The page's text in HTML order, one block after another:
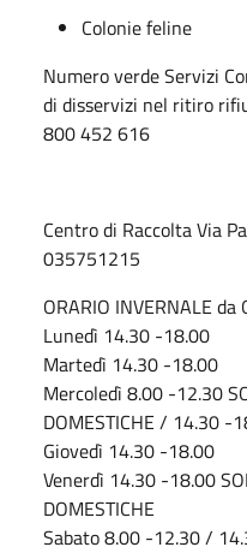
Colonie feline
Numero verde Servizi
di disservizi nel ritiro
800 452 616
Centro di Raccolta Via
035751215
ORARIO INVERNALE
Lunedì 14.30 -18.00
Martedì 14.30 -18.00
Mercoledì 8.00 -12.30
DOMESTICHE / 14.30 -
Giovedì 14.30 -18.00
Venerdì 14.30 -18.00
DOMESTICHE
Sabato 8.00 -12.30 /